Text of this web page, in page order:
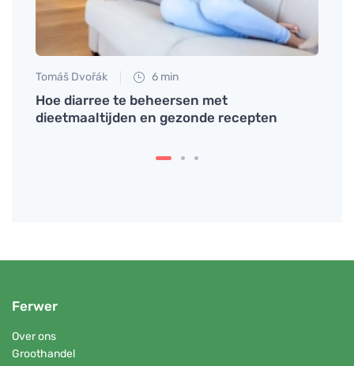
Tomáš Dvořák 6 min
Hoe diarree te beheersen met
dieetmaaltijden en gezonde recepten
Ferwer
Over ons
Groothandel